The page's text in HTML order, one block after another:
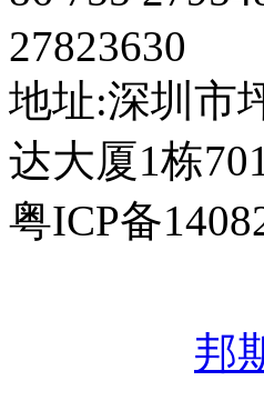
27823630
地址:深圳市
达大厦1栋
粤ICP备
邦